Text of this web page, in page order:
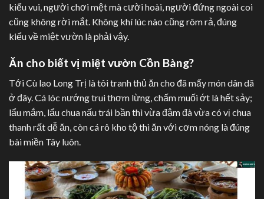
kiểu vui, người chơi mệt mà cười hoài, người đứng ngoài coi
cũng không rời mắt. Không khí lúc nào cũng rôm rả, đúng
kiểu về miệt vườn là phải vậy.
Ăn cho biết vị miệt vườn Cồn Bàng?
Tới Cù lao Long Trị là tôi tranh thủ ăn cho đã mấy món dân dã
ở đây. Cá lóc nướng trui thơm lừng, chấm muối ớt là hết sảy;
lẩu mắm, lẩu chua nấu trái bần thì vừa đậm đà vừa có vị chua
thanh rất dễ ăn, còn cá rô kho tộ thì ăn với cơm nóng là đúng
bài miền Tây luôn.